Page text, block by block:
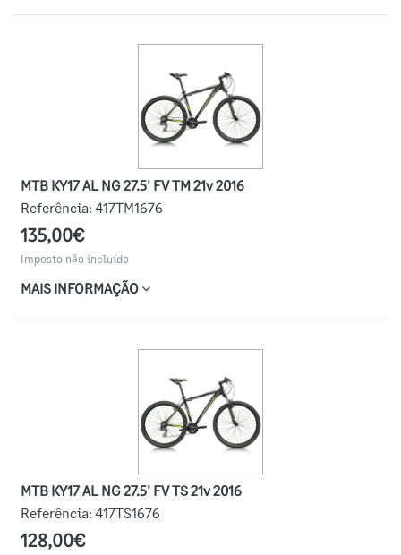
MTB KY17 AL NG 27.5' FV TM 21v 2016
Referência: 417TM1676
135,00€
Imposto não incluído
MAIS INFORMAÇÃO
MTB KY17 AL NG 27.5' FV TS 21v 2016
Referência: 417TS1676
128,00€